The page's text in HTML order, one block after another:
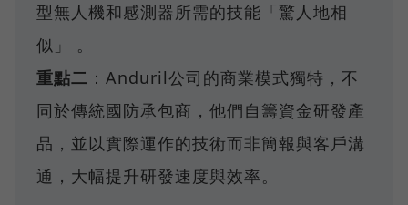
型無人機和感測器所需的技能「驚人地相
似」 。
重點二 ：Anduril公司的商業模式獨特，不
同於傳統國防承包商，他們自籌資金研發產
品，並以實際運作的技術而非簡報與客戶溝
通，大幅提升研發速度與效率。